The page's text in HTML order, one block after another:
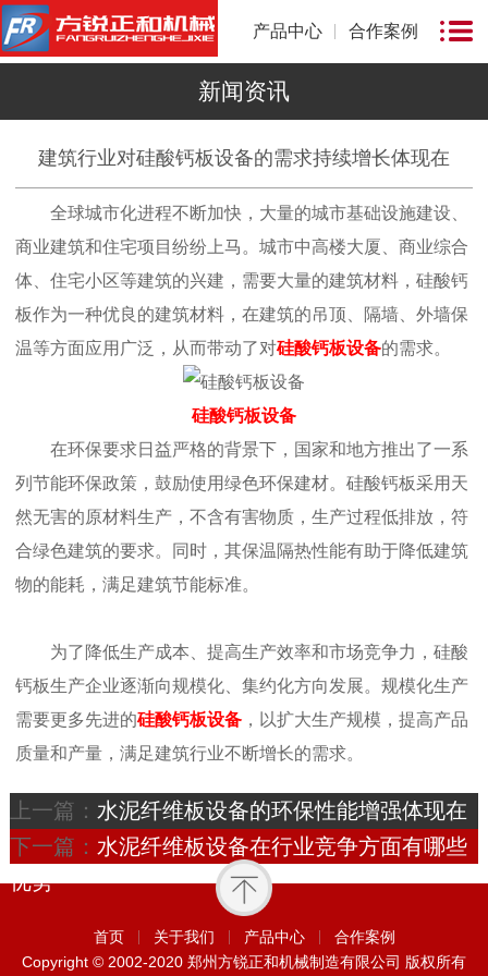
产品中心 合作案例
新闻资讯
建筑行业对硅酸钙板设备的需求持续增长体现在
全球城市化进程不断加快，大量的城市基础设施建设、
商业建筑和住宅项目纷纷上马。城市中高楼大厦、商业综合
体、住宅小区等建筑的兴建，需要大量的建筑材料，硅酸钙
板作为一种优良的建筑材料，在建筑的吊顶、隔墙、外墙保
温等方面应用广泛，从而带动了对硅酸钙板设备的需求。
硅酸钙板设备
在环保要求日益严格的背景下，国家和地方推出了一系
列节能环保政策，鼓励使用绿色环保建材。硅酸钙板采用天
然无害的原材料生产，不含有害物质，生产过程低排放，符
合绿色建筑的要求。同时，其保温隔热性能有助于降低建筑
物的能耗，满足建筑节能标准。
为了降低生产成本、提高生产效率和市场竞争力，硅酸
钙板生产企业逐渐向规模化、集约化方向发展。规模化生产
需要更多先进的硅酸钙板设备 ，以扩大生产规模，提高产品
质量和产量，满足建筑行业不断增长的需求。
上一篇： 水泥纤维板设备的环保性能增强体现在
哪些方面
下一篇： 水泥纤维板设备在行业竞争方面有哪些
优势
首页 关于我们 产品中心
合作案例
Copyright © 2002-2020 郑州方锐正和机械制造有限公司 版权所有